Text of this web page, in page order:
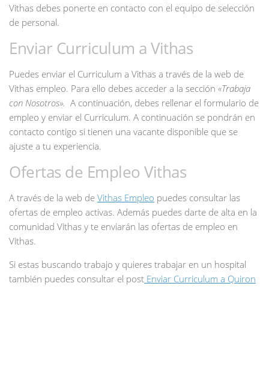
Vithas debes ponerte en contacto con el equipo de selección
de personal.
Enviar Curriculum a Vithas
Puedes enviar el Curriculum a Vithas a través de la web de
Vithas empleo. Para ello debes acceder a la sección «Trabaja
con Nosotros». A continuación, debes rellenar el formulario de
empleo y enviar el Curriculum. A continuación se pondrán en
contacto contigo si tienen una vacante disponible que se
ajuste a tu experiencia.
Ofertas de Empleo Vithas
A través de la web de Vithas Empleo puedes consultar las
ofertas de empleo activas. Además puedes darte de alta en la
comunidad Vithas y te enviarán las ofertas de empleo en
Vithas.
Si estas buscando trabajo y quieres trabajar en un hospital
también puedes consultar el post Enviar Curriculum a Quiron